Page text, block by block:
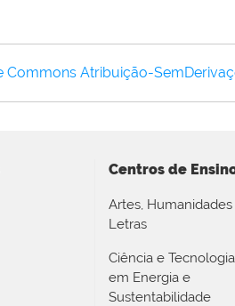
Commons Atribuição-
Centros de
Artes,
Letras
Ciência e Tecnologia
em Energia e
Sustentabilidade